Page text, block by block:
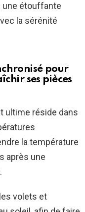
une étouffante
la sérénité
pour
ses pièces
ultime réside dans
la température
après une
volets et